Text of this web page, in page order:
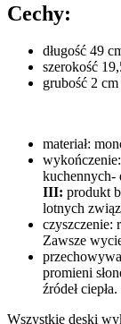
Cechy:
długość 49
szerokość
grubość 2 cm
materiał:
wykończenie:
kuchennych-
III: produkt
lotnych
czyszczenie:
Zawsze
promieni
źródeł ciepła.
Wszystkie deski